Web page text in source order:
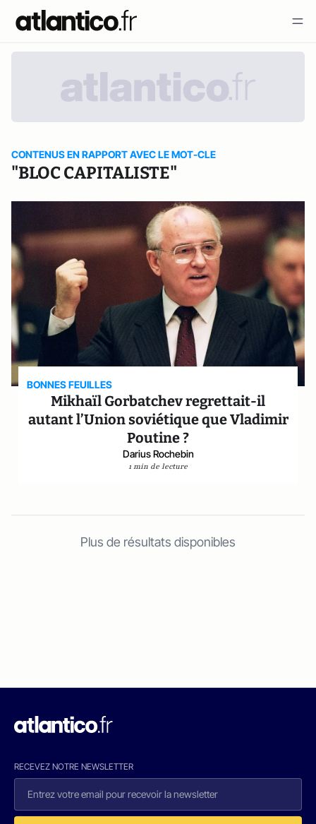
CONTENUS EN RAPPORT AVEC LE MOT-CLE
"BLOC CAPITALISTE"
BONNES FEUILLES
Mikhaïl Gorbatchev regrettait-il
autant l’Union soviétique que Vladimir
Poutine ?
Darius Rochebin
1 min de lecture
Plus de résultats disponibles
RECEVEZ NOTRE NEWSLETTER